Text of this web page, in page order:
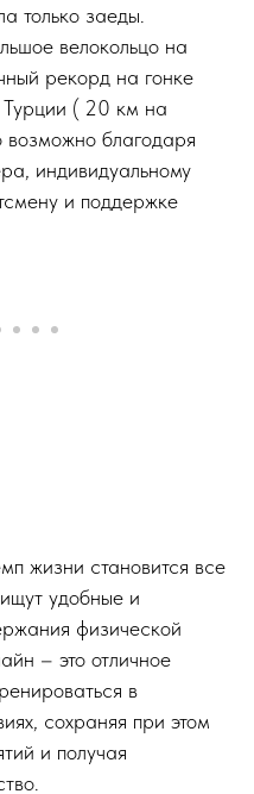
только заеды.
велокольцо на
рекорд на гонке
Турции ( 20 км на
возможно благодаря
индивидуальному
и поддержке
жизни становится все
удобные и
физической
– это отличное
в
сохраняя при этом
и получая